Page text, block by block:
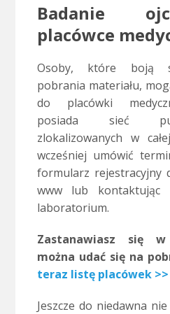
Badanie
placówce
Osoby, które boją
pobrania materiału,
do placówki
posiada sieć
zlokalizowanych w
wcześniej umówić
formularz rejestracyjny
www lub kontaktując
laboratorium.
Zastanawiasz się
można udać się na
teraz listę placówek >>
Jeszcze do niedawna